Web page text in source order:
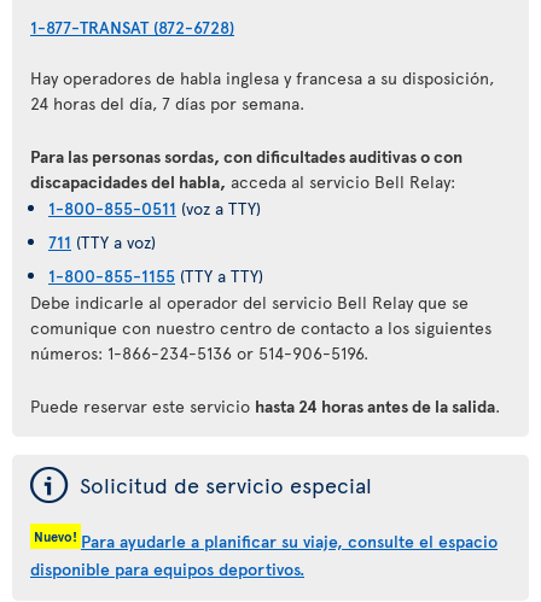
1-877-TRANSAT (872-6728)
Hay operadores de habla inglesa y francesa a su disposición,
24 horas del día, 7 días por semana.
Para las personas sordas, con dificultades auditivas o con
discapacidades del habla, acceda al servicio Bell Relay:
1-800-855-0511 (voz a TTY)
711 (TTY a voz)
1-800-855-1155 (TTY a TTY)
Debe indicarle al operador del servicio Bell Relay que se
comunique con nuestro centro de contacto a los siguientes
números: 1-866-234-5136 or 514-906-5196.
Puede reservar este servicio hasta 24 horas antes de la salida.
ý Solicitud de servicio especial
Nuevo! Para ayudarle a planificar su viaje, consulte el espacio
disponible para equipos deportivos.